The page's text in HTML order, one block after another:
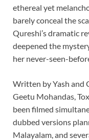
ethereal yet
barely conceal the
Qureshi’s dramatic
deepened the
her never-seen-
Written by Yash and
Geetu Mohandas,
been filmed
dubbed versions
Malayalam, and